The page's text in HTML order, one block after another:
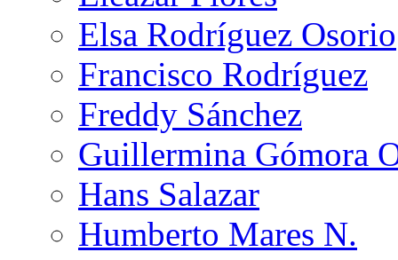
Elsa Rodríguez Osorio
Francisco Rodríguez
Freddy Sánchez
Guillermina Gómora
Hans Salazar
Humberto Mares N.